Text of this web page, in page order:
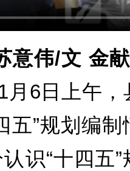
意伟/文 金
月6日上午，
五”规划编制
识“十四五”